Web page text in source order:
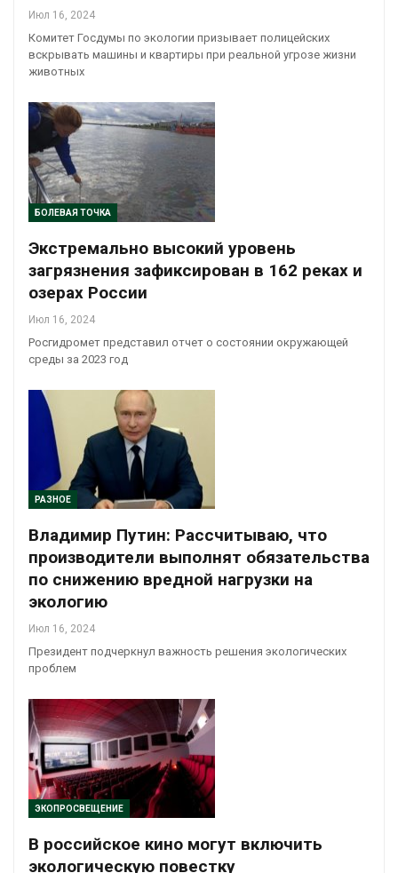
Июл 16, 2024
Комитет Госдумы по экологии призывает полицейских
вскрывать машины и квартиры при реальной угрозе жизни
животных
БОЛЕВАЯ ТОЧКА
Экстремально высокий уровень
загрязнения зафиксирован в 162 реках и
озерах России
Июл 16, 2024
Росгидромет представил отчет о состоянии окружающей
среды за 2023 год
РАЗНОЕ
Владимир Путин: Рассчитываю, что
производители выполнят обязательства
по снижению вредной нагрузки на
экологию
Июл 16, 2024
Президент подчеркнул важность решения экологических
проблем
ЭКОПРОСВЕЩЕНИЕ
В российское кино могут включить
экологическую повестку